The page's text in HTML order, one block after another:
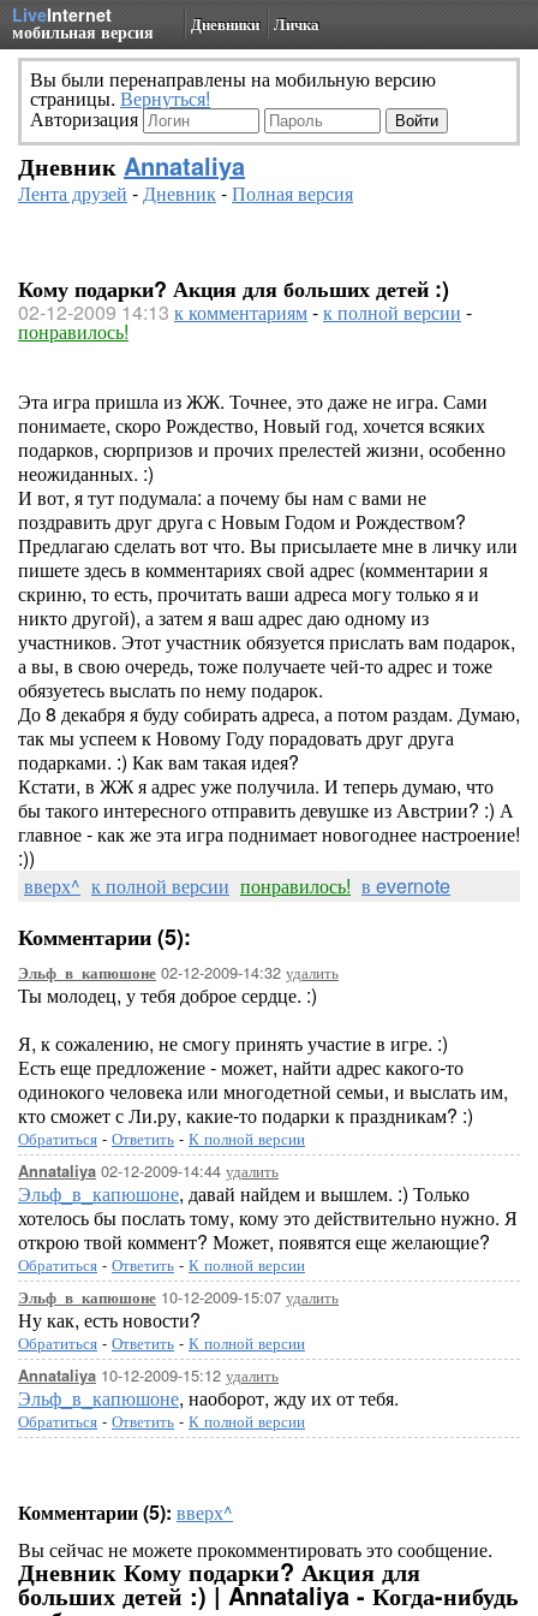
LiveInternet
мобильная версия Дневники Личка
Вы были перенаправлены на мобильную версию
страницы. Вернуться!
Авторизация
Дневник Annataliya
Лента друзей -Дневник-Полная версия
Кому подарки? Акция для больших детей :)
02-12-2009 14:13 к комментариям-к полной версии -
понравилось!
Эта игра пришла из ЖЖ. Точнее, это даже не игра. Сами
понимаете, скоро Рождество, Новый год, хочется всяких
подарков, сюрпризов и прочих прелестей жизни, особенно
неожиданных. :)
И вот, я тут подумала: а почему бы нам с вами не
поздравить друг друга с Новым Годом и Рождеством?
Предлагаю сделать вот что. Вы присылаете мне в личку или
пишете здесь в комментариях свой адрес (комментарии я
скриню, то есть, прочитать ваши адреса могу только я и
никто другой), а затем я ваш адрес даю одному из
участников. Этот участник обязуется прислать вам подарок,
а вы, в свою очередь, тоже получаете чей-то адрес и тоже
обязуетесь выслать по нему подарок.
До 8 декабря я буду собирать адреса, а потом раздам. Думаю,
так мы успеем к Новому Году порадовать друг друга
подарками. :) Как вам такая идея?
Кстати, в ЖЖ я адрес уже получила. И теперь думаю, что
бы такого интересного отправить девушке из Австрии? :) А
главное - как же эта игра поднимает новогоднее настроение!
:))
вверх^ к полной версии понравилось! в evernote
Комментарии (5):
Эльф_в_капюшоне 02-12-2009-14:32 удалить
Ты молодец, у тебя доброе сердце. :)
Я, к сожалению, не смогу принять участие в игре. :)
Есть еще предложение - может, найти адрес какого-то
одинокого человека или многодетной семьи, и выслать им,
кто сможет с Ли.ру, какие-то подарки к праздникам? :)
Обратиться - Ответить - К полной версии
Annataliya 02-12-2009-14:44 удалить
Эльф_в_капюшоне, давай найдем и вышлем. :) Только
хотелось бы послать тому, кому это действительно нужно. Я
открою твой коммент? Может, появятся еще желающие?
Обратиться - Ответить - К полной версии
Эльф_в_капюшоне 10-12-2009-15:07 удалить
Ну как, есть новости?
Обратиться - Ответить - К полной версии
Annataliya 10-12-2009-15:12 удалить
Эльф_в_капюшоне, наоборот, жду их от тебя.
Обратиться - Ответить - К полной версии
Комментарии (5): вверх^
Вы сейчас не можете прокомментировать это сообщение.
Дневник Кому подарки? Акция для
больших детей :) | Annataliya - Когда-нибудь